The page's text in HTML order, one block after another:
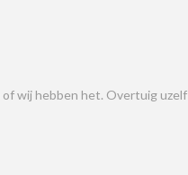
wij hebben het. Overtuig